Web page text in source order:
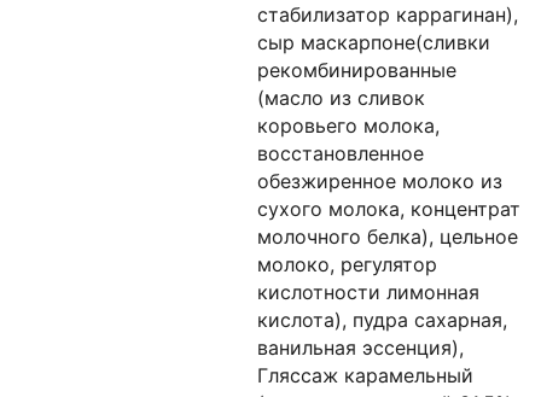
стабилизатор каррагинан),
сыр маскарпоне(сливки
рекомбинированные
(масло из сливок
коровьего молока,
восстановленное
обезжиренное молоко из
сухого молока, концентрат
молочного белка), цельное
молоко, регулятор
кислотности лимонная
кислота), пудра сахарная,
ванильная эссенция),
Гляссаж карамельный